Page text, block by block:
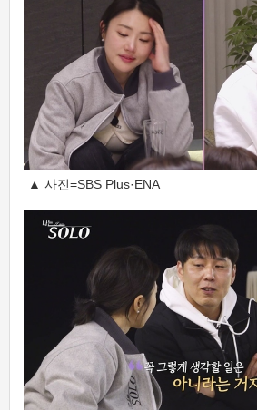
▲ 사진=SBS Plus·ENA